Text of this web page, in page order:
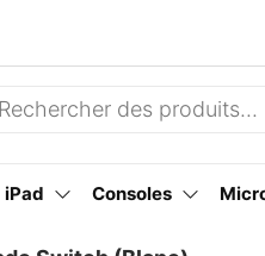
iPad Consoles